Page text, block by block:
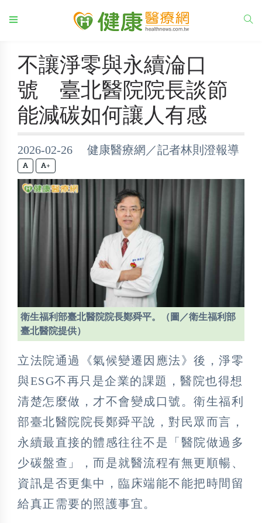
不讓淨零與永續淪口
號 臺北醫院院長談節
能減碳如何讓人有感
2026-02-26 健康醫療網／記者林則澄報導
+
衛生福利部臺北醫院院長鄭舜平。（圖／衛生福利部
臺北醫院提供）
立法院通過《氣候變遷因應法》後，淨零
與ESG不再只是企業的課題，醫院也得想
清楚怎麼做，才不會變成口號。衛生福利
部臺北醫院院長鄭舜平說，對民眾而言，
永續最直接的體感往往不是「醫院做過多
少碳盤查」，而是就醫流程有無更順暢、
資訊是否更集中，臨床端能不能把時間留
給真正需要的照護事宜。